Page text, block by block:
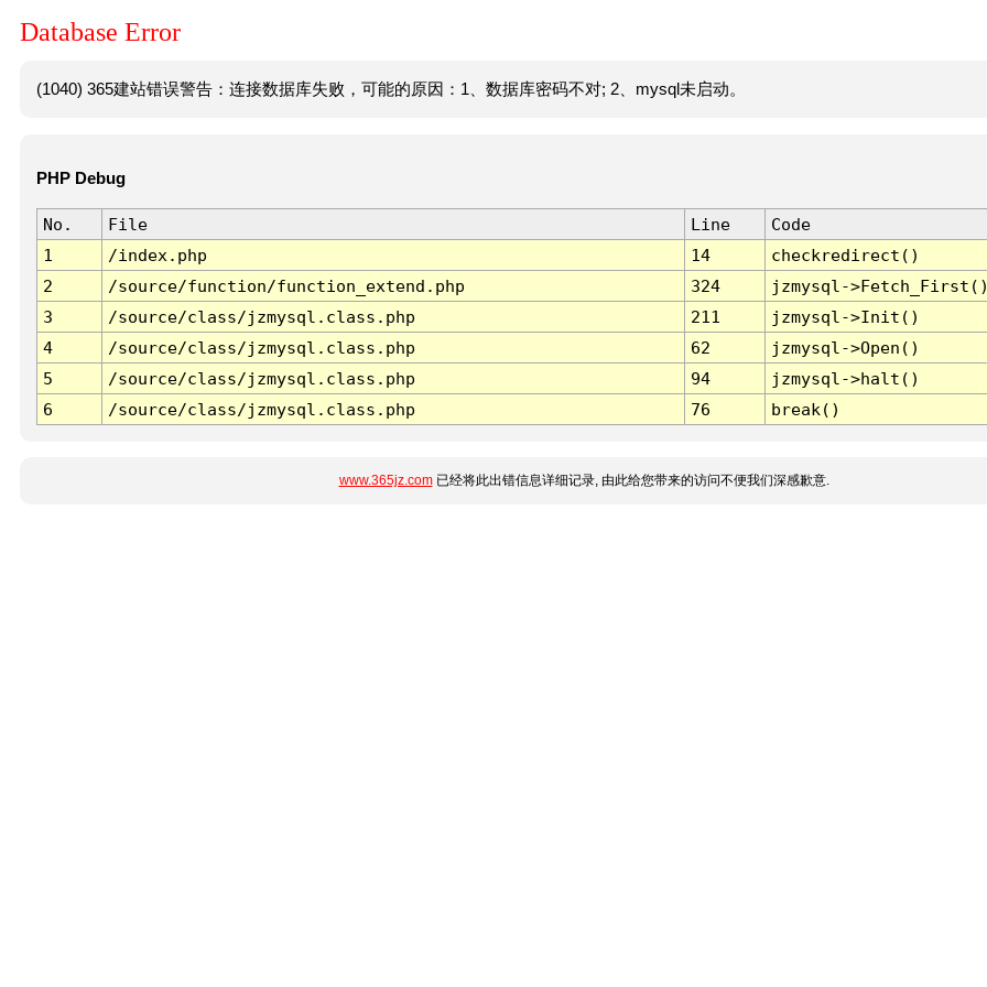
Database Error
(1040) 365建站错误警告：连接数据库失败，可能的原因：1、数据库密码不对; 2、mysql未启动。
PHP Debug
No. File Line
Code
1
/index.php 14
checkredirect()
2
/source/function/function_extend.php 324
jzmysql-
3
/source/class/jzmysql.class.php 211
jzmysql->Init()
4
/source/class/jzmysql.class.php 62
jzmysql->Open()
5
/source/class/jzmysql.class.php 94
jzmysql->halt()
6
/source/class/jzmysql.class.php 76 break()
www.365jz.com已经将此出错信息详细记录, 由此给您带来的访问不便我们深感歉意.